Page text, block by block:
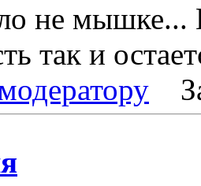
не мышке...
так и